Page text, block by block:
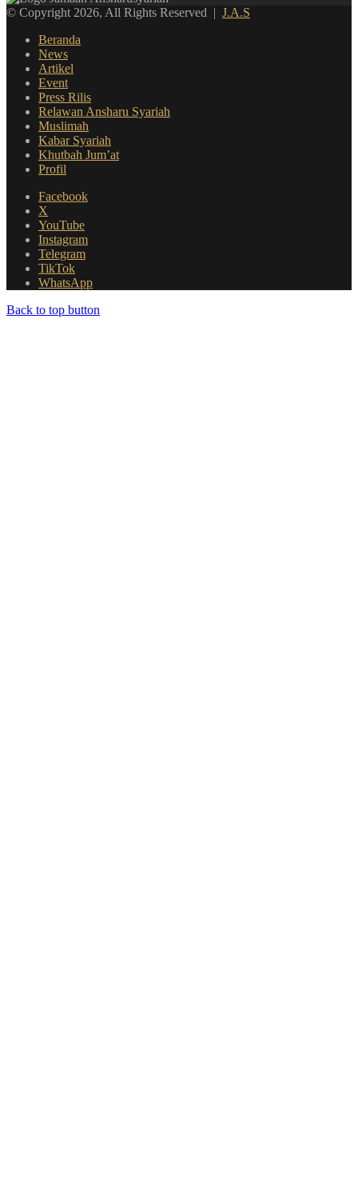
© Copyright 2026, All Rights Reserved | J.A.S
Beranda
News
Artikel
Event
Press Rilis
Relawan Ansharu Syariah
Muslimah
Kabar Syariah
Khutbah Jum’at
Profil
Facebook
X
YouTube
Instagram
Telegram
TikTok
WhatsApp
Back to top button